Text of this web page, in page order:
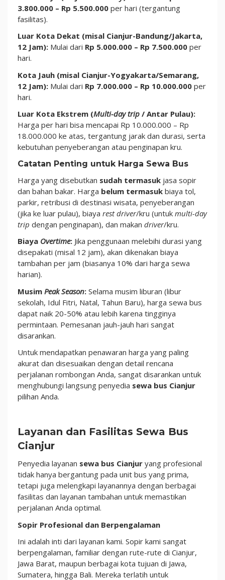
3.800.000 – Rp 5.500.000 per hari (tergantung
fasilitas).
Luar Kota Dekat (misal Cianjur-Bandung/Jakarta,
12 Jam): Mulai dari Rp 5.000.000 – Rp 7.500.000 per
hari.
Kota Jauh (misal Cianjur-Yogyakarta/Semarang,
12 Jam): Mulai dari Rp 7.000.000 – Rp 10.000.000 per
hari.
Luar Kota Ekstrem (Multi-day trip / Antar Pulau):
Harga per hari bisa mencapai Rp 10.000.000 – Rp
18.000.000 ke atas, tergantung jarak dan durasi, serta
kebutuhan penyeberangan atau penginapan kru.
Catatan Penting untuk Harga Sewa Bus
Harga yang disebutkan sudah termasuk jasa sopir
dan bahan bakar. Harga belum termasuk biaya tol,
parkir, retribusi di destinasi wisata, penyeberangan
(jika ke luar pulau), biaya rest driver/kru (untuk multi-day
trip dengan penginapan), dan makan driver/kru.
Biaya Overtime: Jika penggunaan melebihi durasi yang
disepakati (misal 12 jam), akan dikenakan biaya
tambahan per jam (biasanya 10% dari harga sewa
harian).
Musim Peak Season: Selama musim liburan (libur
sekolah, Idul Fitri, Natal, Tahun Baru), harga sewa bus
dapat naik 20-50% atau lebih karena tingginya
permintaan. Pemesanan jauh-jauh hari sangat
disarankan.
Untuk mendapatkan penawaran harga yang paling
akurat dan disesuaikan dengan detail rencana
perjalanan rombongan Anda, sangat disarankan untuk
menghubungi langsung penyedia sewa bus Cianjur
pilihan Anda.
Layanan dan Fasilitas Sewa Bus
Cianjur
Penyedia layanan sewa bus Cianjur yang profesional
tidak hanya bergantung pada unit bus yang prima,
tetapi juga melengkapi layanannya dengan berbagai
fasilitas dan layanan tambahan untuk memastikan
perjalanan Anda optimal.
Sopir Profesional dan Berpengalaman
Ini adalah inti dari layanan kami. Sopir kami sangat
berpengalaman, familiar dengan rute-rute di Cianjur,
Jawa Barat, maupun berbagai kota tujuan di Jawa,
Sumatera, hingga Bali. Mereka terlatih untuk